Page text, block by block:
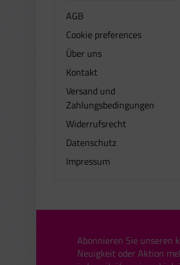
AGB
Cookie preferences
Über uns
Kontakt
Versand und
Zahlungsbedingungen
Widerrufsrecht
Datenschutz
Impressum
Abonnieren Sie unseren
Neuigkeit oder Aktion